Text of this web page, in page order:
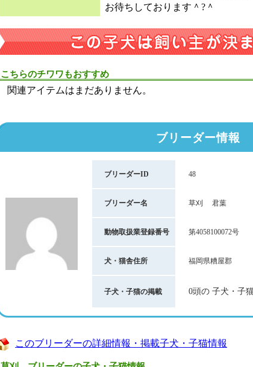
お待ちしております＾?＾
こちらのチワワもおすすめ
関連アイテムはまだありません。
ブリーダー情報
ブリーダーID 48
ブリーダー名 草刈 君葉
動物取扱業登録番号 第4058100072号
犬・猫舎住所 福岡県糟屋郡
子犬・子猫の掲載 0頭の 子犬・子
このブリーダーの詳細情報・掲載子犬・子猫情報